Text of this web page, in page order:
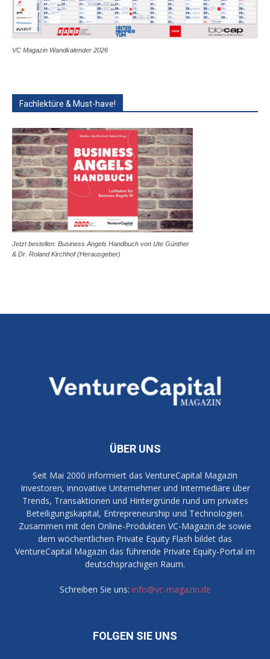
VC Magazin Wandkalender 2026
Fachlektüre & Must-have!
Jetzt bestellen: Business Angels Handbuch von Ute Günther
& Dr. Roland Kirchhof (Herausgeber)
ÜBER UNS
Seit Mai 2000 informiert das VentureCapital Magazin
Investoren, innovative Unternehmer und Intermediäre über
Trends, Transaktionen und Hintergründe rund um privates
Beteiligungskapital, Entrepreneurship und Technologien.
Zusammen mit den Online-Produkten VC-Magazin.de sowie
dem wöchentlichen Private Equity Flash bildet das
VentureCapital Magazin das führende Private Equity-Portal im
deutschsprachigen Raum.
Schreiben Sie uns: info@vc-magazin.de
FOLGEN SIE UNS